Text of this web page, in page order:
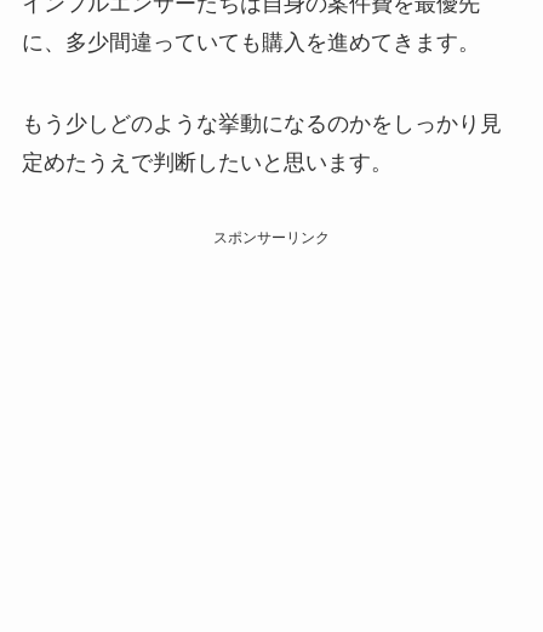
に、多少間違っていても購入を進めてきます。
もう少しどのような挙動になるのかをしっかり見
定めたうえで判断したいと思います。
スポンサーリンク